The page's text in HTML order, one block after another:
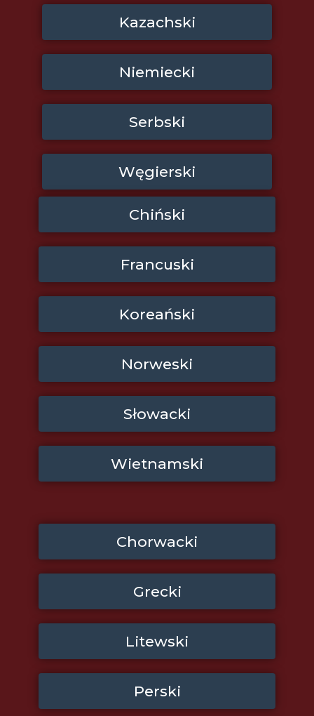
Kazachski
Niemiecki
Serbski
Węgierski
Chiński
Francuski
Koreański
Norweski
Słowacki
Wietnamski
Chorwacki
Grecki
Litewski
Perski